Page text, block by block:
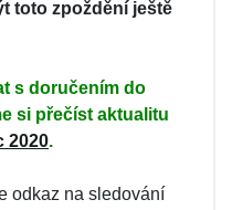
toto zpoždění ještě
s doručením do
si přečíst aktualitu
2020.
odkaz na sledování